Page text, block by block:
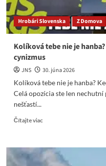
Monaku
Hrobári Slovenska Z Domova
Kolíková tebe nie je
cynizmus
JNS
30. júna 2026
Kolíková tebe nie je hanba?
Celá opozícia ste len
nešťastí...
Čítajte viacRead
Kolíková